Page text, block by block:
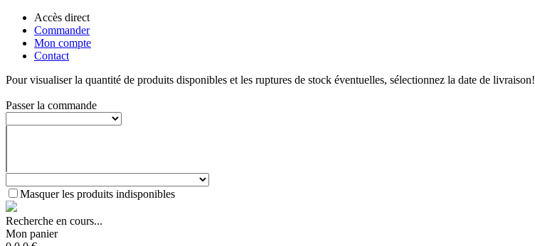
Accès direct
Commander
Mon compte
Contact
Pour visualiser la quantité de produits disponibles et les ruptures de stock éventuelles, sélectionnez la date de livraison!
Passer la commande
Masquer les produits indisponibles
Recherche en cours...
Mon panier